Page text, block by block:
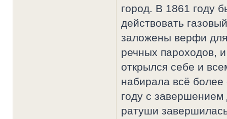
город. В 1861 году
действовать
заложены верфи
речных пароходов,
открылся себе и
набирала всё
году с завершением
ратуши